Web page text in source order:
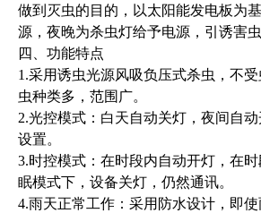
做到灭虫的目的，以太阳能发电板为
源，夜晚为杀虫灯给予电源，引诱害虫
四、功能特点
1.采用诱虫光源风吸负压式杀虫，不
虫种类多，范围广。
2.光控模式：白天自动关灯，夜间自
设置。
3.时控模式：在时段内自动开灯，在
眠模式下，设备关灯，仍然通讯。
4.雨天正常工作：采用防水设计，即